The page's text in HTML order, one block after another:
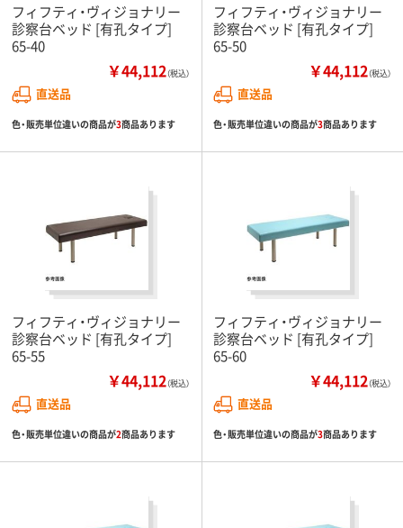
フィフティ・ヴィジョナリー
診察台ベッド [有孔タイプ]
65-40
￥44,112（税込）
直送品
色・販売単位違いの商品が3商品あります
フィフティ・ヴィジョナリー
診察台ベッド [有孔タイプ]
65-50
￥44,112（税込）
直送品
色・販売単位違いの商品が3商品あります
フィフティ・ヴィジョナリー
診察台ベッド [有孔タイプ]
65-55
￥44,112（税込）
直送品
色・販売単位違いの商品が2商品あります
フィフティ・ヴィジョナリー
診察台ベッド [有孔タイプ]
65-60
￥44,112（税込）
直送品
色・販売単位違いの商品が3商品あります